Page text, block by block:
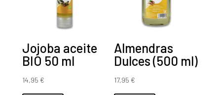
Jojoba aceite
BIO 50 ml
14,95 €
Almendras
Dulces (500 ml)
17,95 €